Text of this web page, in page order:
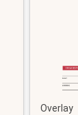
Overlay